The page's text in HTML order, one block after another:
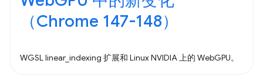
（Chrome 147-148）
WGSL linear_indexing 扩展和 Linux NVIDIA 上的 WebGPU。